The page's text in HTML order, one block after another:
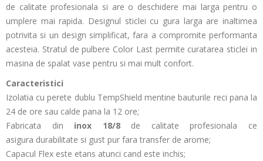
de calitate profesionala si are o deschidere mai larga pentru o
umplere mai rapida. Designul sticlei cu gura larga are inaltimea
potrivita si un design simplificat, fara a compromite performanta
acesteia. Stratul de pulbere Color Last permite curatarea sticlei in
masina de spalat vase pentru si mai mult confort.
Caracteristici
Izolatia cu perete dublu TempShield mentine bauturile reci pana la
24 de ore sau calde pana la 12 ore;
Fabricata din inox 18/8de calitate profesionala ce
asigura durabilitate si gust pur fara transfer de arome;
Capacul Flex este etans atunci cand este inchis;